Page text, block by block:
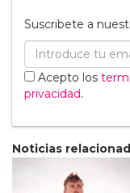
Suscribete a
Acepto los
privacidad.
Noticias